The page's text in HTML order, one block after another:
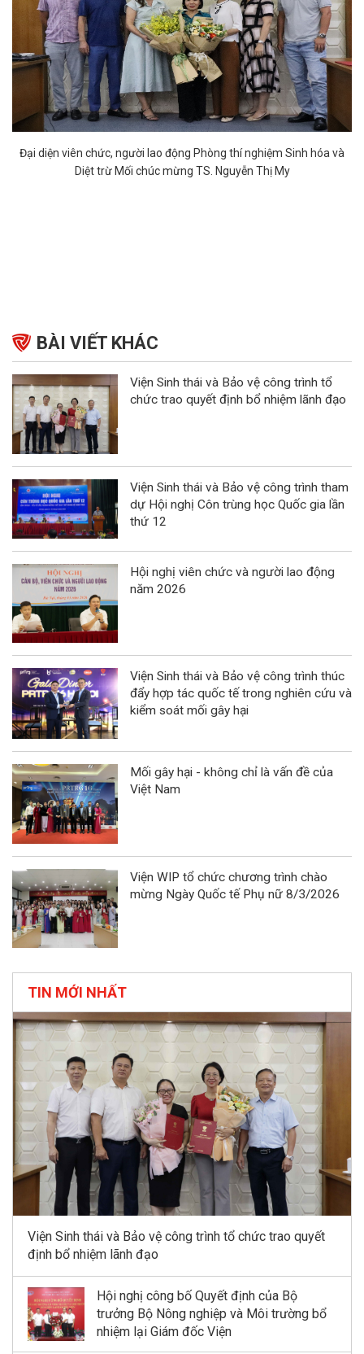
Đại diện viên chức, người lao động Phòng thí nghiệm Sinh hóa và
Diệt trừ Mối chúc mừng TS. Nguyễn Thị My
BÀI VIẾT KHÁC
Viện Sinh thái và Bảo vệ công trình tổ
chức trao quyết định bổ nhiệm lãnh đạo
Viện Sinh thái và Bảo vệ công trình tham
dự Hội nghị Côn trùng học Quốc gia lần
thứ 12
Hội nghị viên chức và người lao động
năm 2026
Viện Sinh thái và Bảo vệ công trình thúc
đẩy hợp tác quốc tế trong nghiên cứu và
kiểm soát mối gây hại
Mối gây hại - không chỉ là vấn đề của
Việt Nam
Viện WIP tổ chức chương trình chào
mừng Ngày Quốc tế Phụ nữ 8/3/2026
TIN MỚI NHẤT
Viện Sinh thái và Bảo vệ công trình tổ chức trao quyết
định bổ nhiệm lãnh đạo
Hội nghị công bố Quyết định của Bộ
trưởng Bộ Nông nghiệp và Môi trường bổ
nhiệm lại Giám đốc Viện